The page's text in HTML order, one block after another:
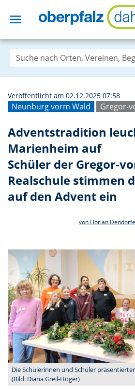
menu
Neunburg vorm Wald Gregor-
Veröffentlicht am 02.12.2025 07:58
Adventstradition
Marienheim auf
Schüler der Gregor-
Realschule stimmen
auf den Advent ein
von Florian
Die Schülerinnen und Schüler
(Bild: Diana Greil-Höger)